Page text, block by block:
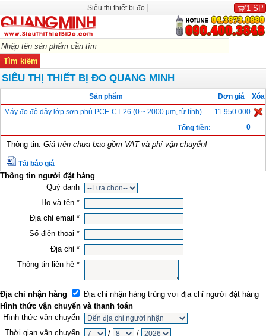
Siêu thị thiết bị đo 1 SP
SIÊU THỊ THIẾT BỊ ĐO QUANG MINH
Sản phẩm Đơn giá
Xóa
Máy đo độ dầy lớp sơn phủ PCE-CT 26 (0 ~ 2000 µm, từ tính)
11.950.000
Tổng tiền:
0
Thông tin: Giá trên chưa bao gồm VAT và phí vận chuyển!
Tải báo giá
Thông tin người đặt hàng
Quý danh
Họ và tên *
Địa chỉ email *
Số điện thoại *
Địa chỉ *
Thông tin liên hệ *
Địa chỉ nhận hàng
Địa chỉ nhận hàng trùng vơi địa chỉ người đặt hàng
Hình thức vận chuyển và thanh toán
Hình thức vận chuyển
Thời gian vận chuyển
/
/